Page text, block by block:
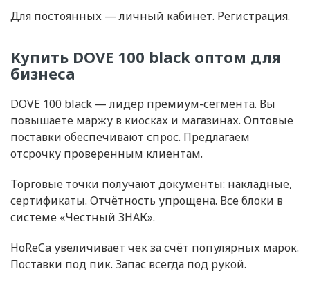
Для постоянных — личный кабинет. Регистрация.
Купить DOVE 100 black оптом для
бизнеса
DOVE 100 black — лидер премиум-сегмента. Вы
повышаете маржу в киосках и магазинах. Оптовые
поставки обеспечивают спрос. Предлагаем
отсрочку проверенным клиентам.
Торговые точки получают документы: накладные,
сертификаты. Отчётность упрощена. Все блоки в
системе «Честный ЗНАК».
HoReCa увеличивает чек за счёт популярных марок.
Поставки под пик. Запас всегда под рукой.